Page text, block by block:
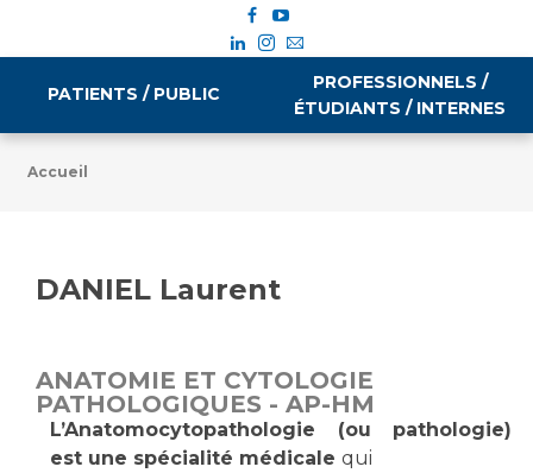
PATIENTS / PUBLIC
Tarifs
Vous allez être hospitalisé(e)
Vous avez un examen d'imagerie ou de radiologie
à réaliser
Vous avez une analyse à réaliser
PROFESSIONNELS /
ÉTUDIANTS / INTERNES
Emploi / formation
Emplois administratifs
Emplois médicaux
Espace Formation
Accueil
DANIEL Laurent
ANATOMIE ET CYTOLOGIE
PATHOLOGIQUES - AP-HM
L’Anatomocytopathologie (ou pathologie)
est une spécialité médicale qui